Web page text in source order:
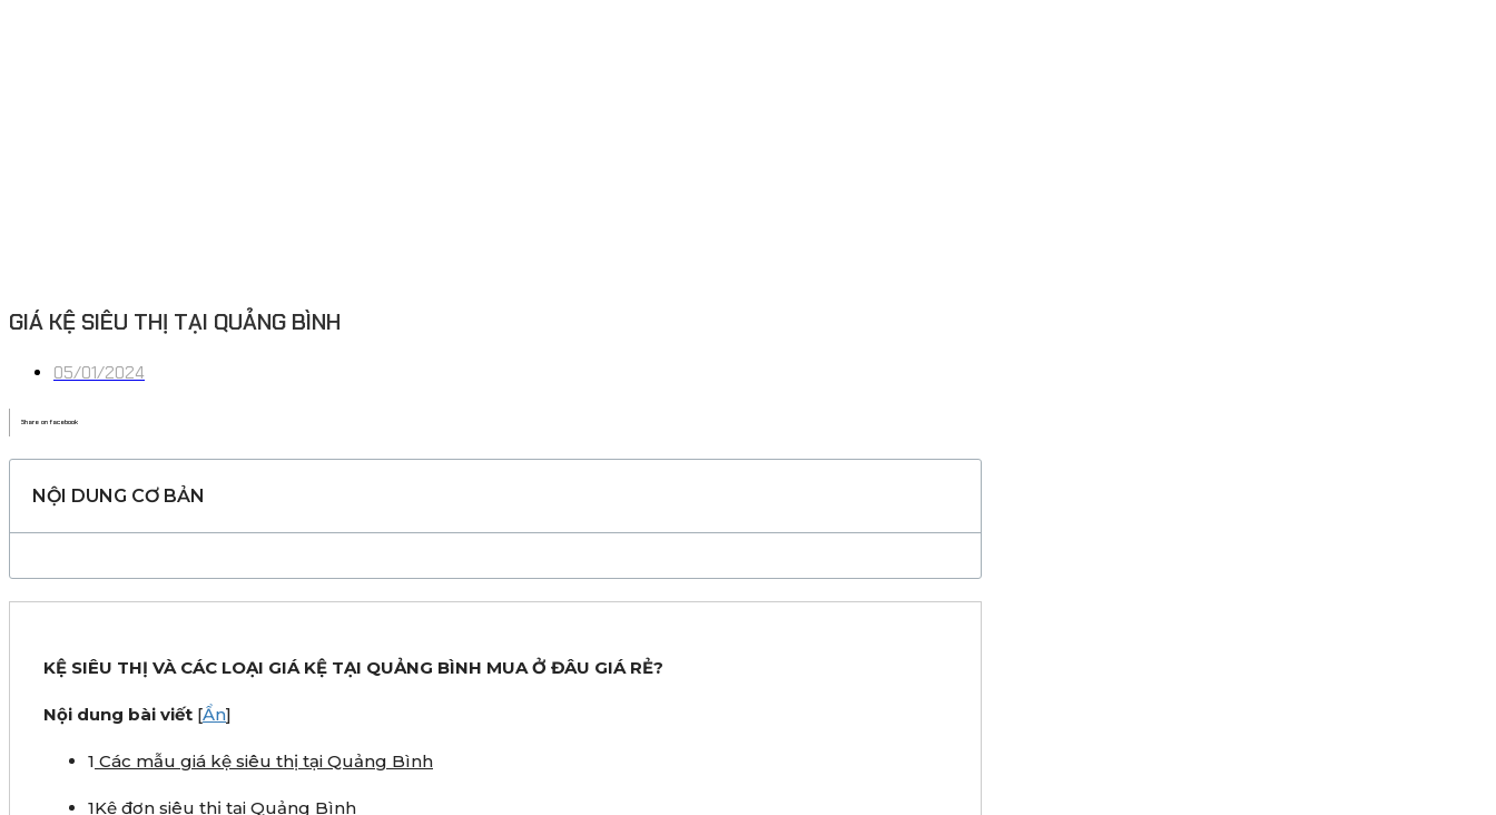
GIÁ KỆ SIÊU THỊ TẠI QUẢNG BÌNH
05/01/2024
Share on facebook
NỘI DUNG CƠ BẢN
KỆ SIÊU THỊ VÀ CÁC LOẠI GIÁ KỆ TẠI QUẢNG BÌNH MUA Ở ĐÂU GIÁ RẺ?
Nội dung bài viết [Ẩn]
1 Các mẫu giá kệ siêu thị tại Quảng Bình
1Kệ đơn siêu thị tại Quảng Bình